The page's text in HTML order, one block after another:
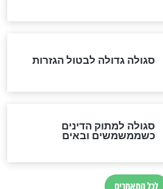
שורדת השואה שחוגגת 100:
לקב"ה על כל השנים"